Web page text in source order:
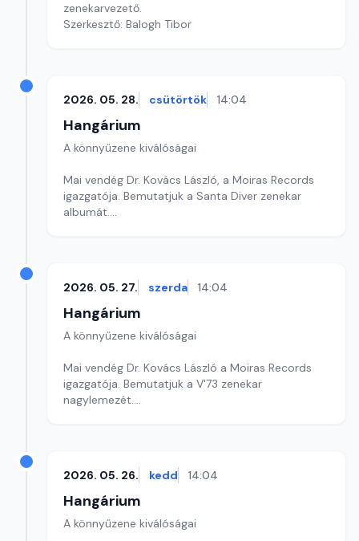
zenekarvezető.
Szerkesztő: Balogh Tibor
2026. 05. 28. csütörtök 14:04
Hangárium
A könnyűzene kiválóságai
Mai vendég Dr. Kovács László, a Moiras Records
igazgatója. Bemutatjuk a Santa Diver zenekar
albumát.
2026. 05. 27. szerda 14:04
Hangárium
A könnyűzene kiválóságai
Mai vendég Dr. Kovács László a Moiras Records
igazgatója. Bemutatjuk a V'73 zenekar
nagylemezét.
2026. 05. 26. kedd 14:04
Hangárium
A könnyűzene kiválóságai